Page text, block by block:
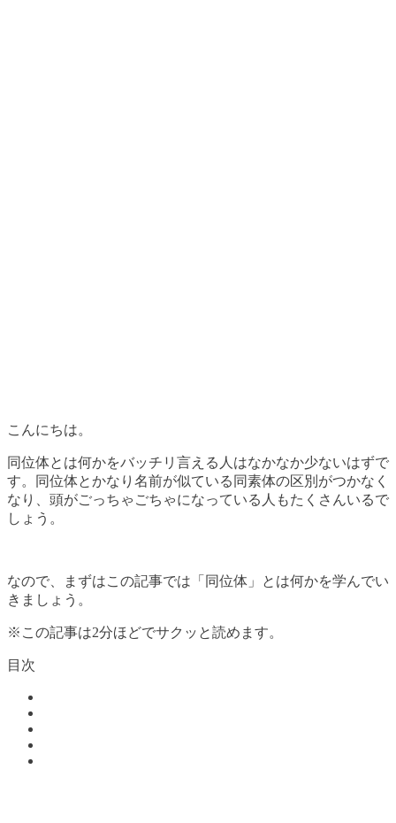
こんにちは。
同位体とは何かをバッチリ言える人はなかなか少ないはずで
す。同位体とかなり名前が似ている同素体の区別がつかなく
なり、頭がごっちゃごちゃになっている人もたくさんいるで
しょう。
なので、まずはこの記事では「同位体」とは何かを学んでい
きましょう。
※この記事は2分ほどでサクッと読めます。
目次